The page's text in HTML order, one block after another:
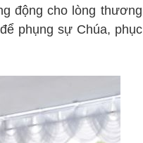
động cho lòng thương
phụng sự Chúa, phục